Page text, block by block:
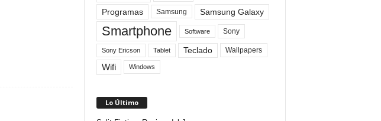
Programas Samsung Samsung Galaxy
Smartphone Software Sony
Sony Ericson Tablet Teclado Wallpapers
Wifi Windows
Lo Último